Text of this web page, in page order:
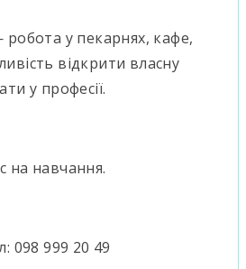
робота у пекарнях, кафе,
відкрити власну
у професії.
на навчання.
098 999 20 49